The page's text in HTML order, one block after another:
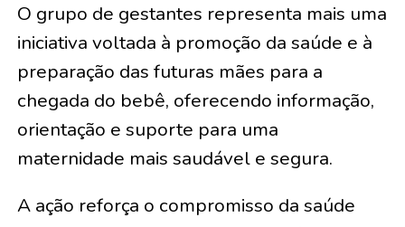
O grupo de gestantes representa mais uma
iniciativa voltada à promoção da saúde e à
preparação das futuras mães para a
chegada do bebê, oferecendo informação,
orientação e suporte para uma
maternidade mais saudável e segura.
A ação reforça o compromisso da saúde